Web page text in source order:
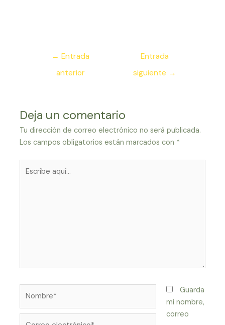
Navegación
entradas
← Entrada
anterior
Entrada
siguiente →
Deja un comentario
Tu dirección de correo electrónico no será publicada.
Los campos obligatorios están marcados con *
aquí...
Guarda
mi nombre,
correo